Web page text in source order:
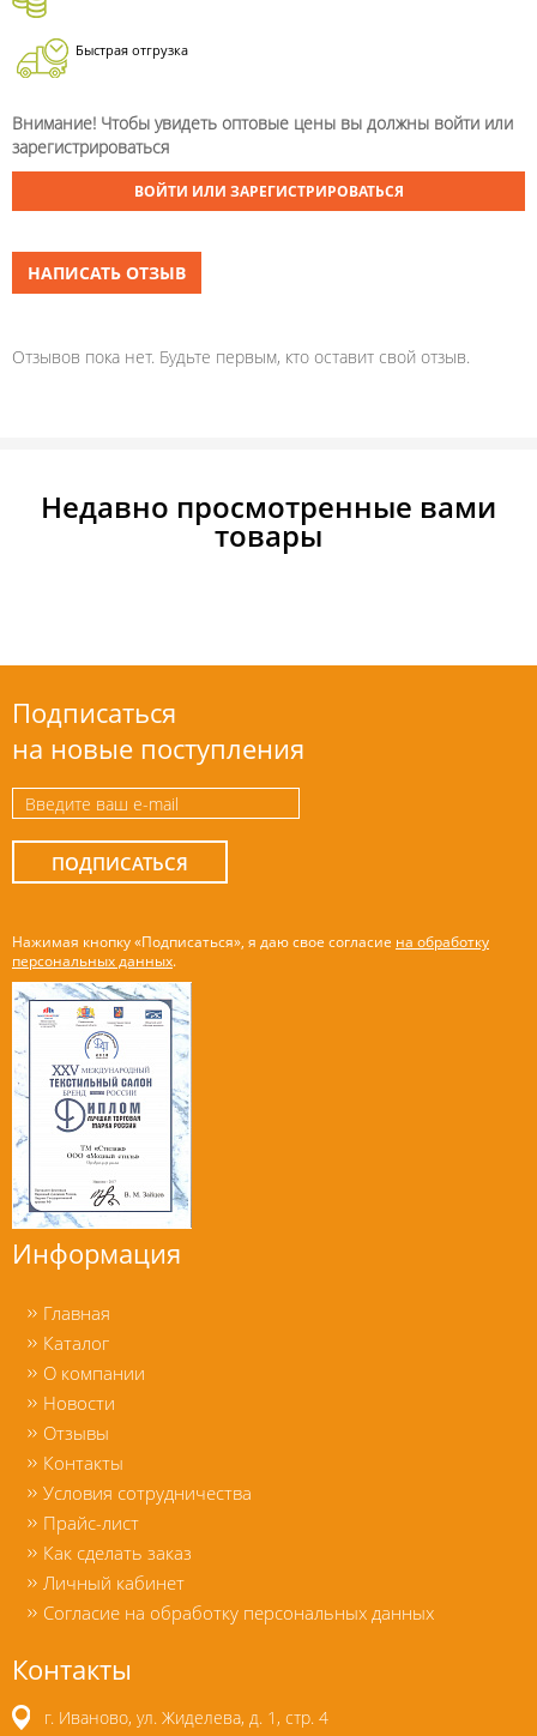
Быстрая отгрузка
Внимание! Чтобы увидеть оптовые цены вы должны войти или
зарегистрироваться
ВОЙТИ ИЛИ ЗАРЕГИСТРИРОВАТЬСЯ
НАПИСАТЬ ОТЗЫВ
Отзывов пока нет. Будьте первым, кто оставит свой отзыв.
Недавно просмотренные вами
товары
Подписаться
на новые поступления
ПОДПИСАТЬСЯ
Нажимая кнопку «Подписаться», я даю свое согласие на обработку
персональных данных.
Информация
Главная
Каталог
О компании
Новости
Отзывы
Контакты
Условия сотрудничества
Прайс-лист
Как сделать заказ
Личный кабинет
Согласие на обработку персональных данных
Контакты
г. Иваново, ул. Жиделева, д. 1, стр. 4